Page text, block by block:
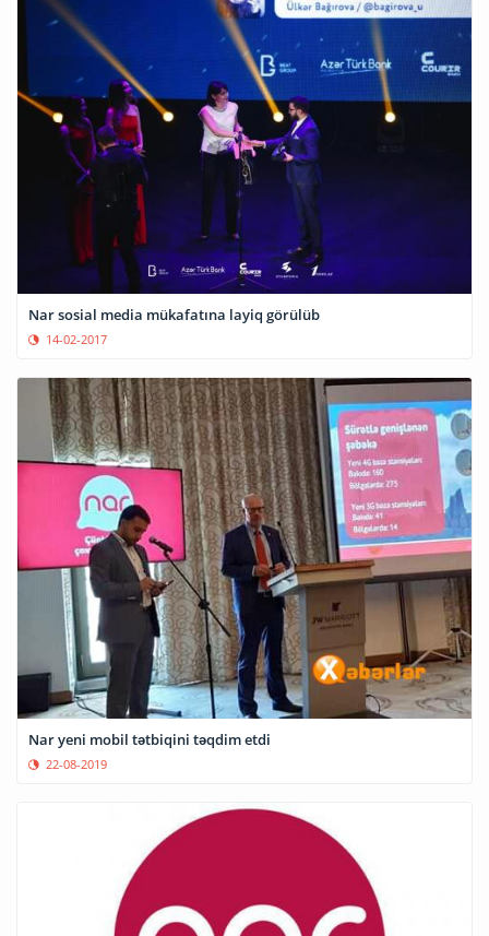
Nar sosial media mükafatına layiq görülüb
14-02-2017
Nar yeni mobil tətbiqini təqdim etdi
22-08-2019